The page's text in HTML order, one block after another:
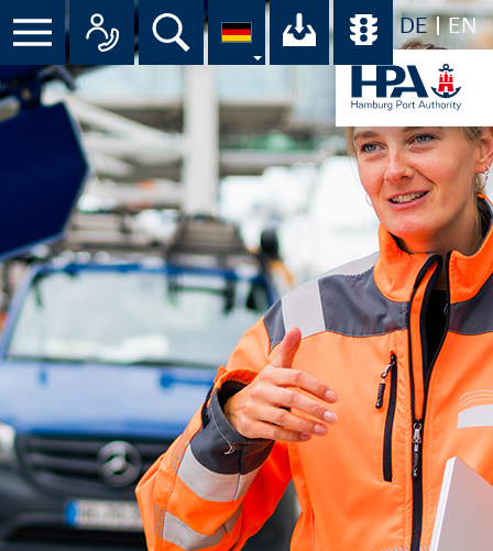
DE EN
Menü Alle Ansprechpartner im
Suche Ihr Download-